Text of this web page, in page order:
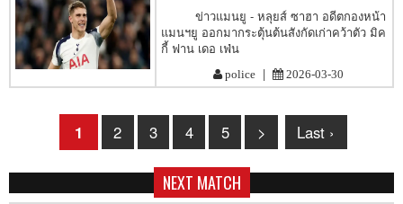
ข่าวแมนยู - หลุยส์ ซาฮา อดีตกองหน้า
แมนฯยู ออกมากระตุ้นต้นสังกัดเก่าคว้าตัว มิค
กี้ ฟาน เดอ เฟ่น
police | 2026-03-30
1 2 3 4 5 > Last ›
NEXT MATCH